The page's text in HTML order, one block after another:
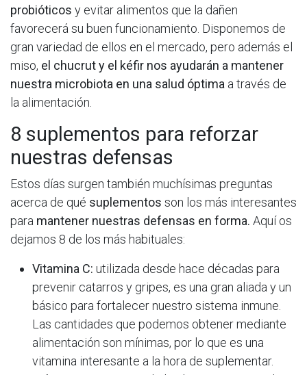
probióticos y evitar alimentos que la dañen
favorecerá su buen funcionamiento. Disponemos de
gran variedad de ellos en el mercado, pero además el
miso, el chucrut y el kéfir nos ayudarán a mantener
nuestra microbiota en una salud óptima a través de
la alimentación.
8 suplementos para reforzar
nuestras defensas
Estos días surgen también muchísimas preguntas
acerca de qué suplementos son los más interesantes
para mantener nuestras defensas en forma. Aquí os
dejamos 8 de los más habituales:
Vitamina C: utilizada desde hace décadas para
prevenir catarros y gripes, es una gran aliada y un
básico para fortalecer nuestro sistema inmune.
Las cantidades que podemos obtener mediante
alimentación son mínimas, por lo que es una
vitamina interesante a la hora de suplementar.